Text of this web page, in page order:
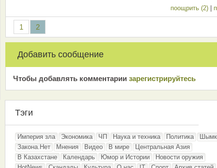
поощрить (2)
1 2
Добавить сообщение
Чтобы добавлять комментарии зарeгиcтрирyйтeсь
Тэги
Империя зла Экономика ЧП Наука и техника Политика
Закона.Нет
Мнения Видео В мире
Центральная Азия
В Казахстане
Календарь Юмор и Истории
Новости оружия